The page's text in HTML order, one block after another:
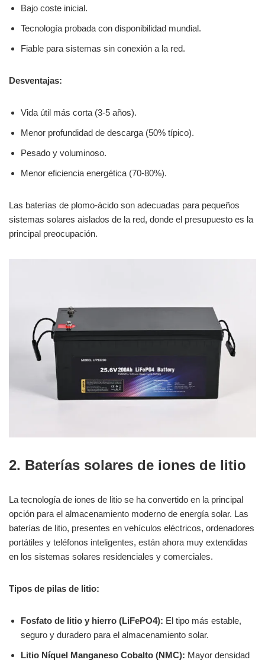
Bajo coste inicial.
Tecnología probada con disponibilidad mundial.
Fiable para sistemas sin conexión a la red.
Desventajas:
Vida útil más corta (3-5 años).
Menor profundidad de descarga (50% típico).
Pesado y voluminoso.
Menor eficiencia energética (70-80%).
Las baterías de plomo-ácido son adecuadas para pequeños
sistemas solares aislados de la red, donde el presupuesto es la
principal preocupación.
2. Baterías solares de iones de litio
La tecnología de iones de litio se ha convertido en la principal
opción para el almacenamiento moderno de energía solar. Las
baterías de litio, presentes en vehículos eléctricos, ordenadores
portátiles y teléfonos inteligentes, están ahora muy extendidas
en los sistemas solares residenciales y comerciales.
Tipos de pilas de litio:
Fosfato de litio y hierro (LiFePO4): El tipo más estable,
seguro y duradero para el almacenamiento solar.
Litio Níquel Manganeso Cobalto (NMC): Mayor densidad